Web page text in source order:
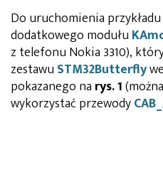
Do uruchomienia
dodatkowego modułu
z telefonu Nokia 3310),
zestawu STM32Butterfly
pokazanego na rys. 1
wykorzystać przewody